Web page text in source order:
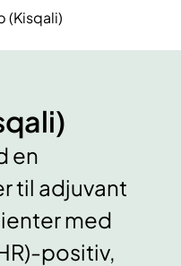
(Kisqali)
en
til adjuvant
med
positiv,